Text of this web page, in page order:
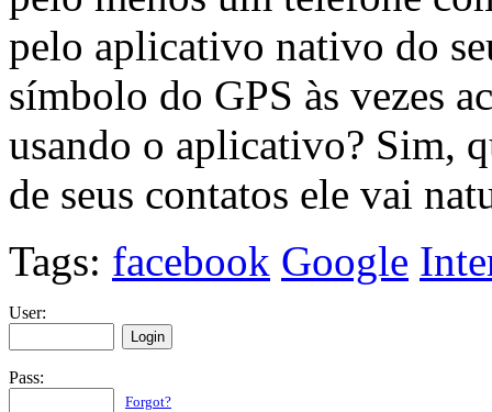
pelo aplicativo nativo do
símbolo do GPS às vezes
usando o aplicativo? Sim,
de seus contatos ele vai
Tags: facebook Google
User:
Pass:
Forgot?